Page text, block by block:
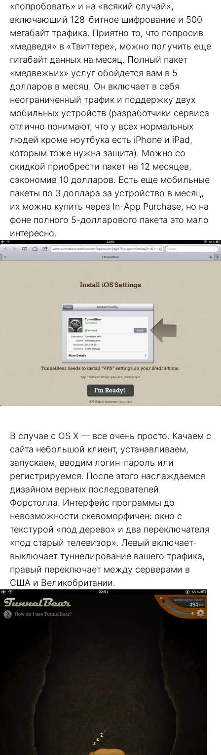
«попробовать» и на «всякий случай»,
включающий 128-битное шифрование и 500
мегабайт трафика. Приятно то, что попросив
«медведя» в «Твиттере», можно получить еще
гигабайт данных на месяц. Полный пакет
«медвежьих» услуг обойдется вам в 5
долларов в месяц. Он включает в себя
неограниченный трафик и поддержку двух
мобильных устройств (разработчики сервиса
отлично понимают, что у всех нормальных
людей кроме ноутбука есть iPhone и iPad,
которым тоже нужна защита). Можно со
скидкой приобрести пакет на 12 месяцев,
сэкономив 10 долларов. Есть еще мобильные
пакеты по 3 доллара за устройство в месяц,
их можно купить через In-App Purchase, но на
фоне полного 5-долларового пакета это мало
интересно.
В случае с OS X — все очень просто. Качаем с
сайта небольшой клиент, устанавливаем,
запускаем, вводим логин-пароль или
регистрируемся. После этого наслаждаемся
дизайном верных последователей
Форстолла. Интерфейс программы до
невозможности скевоморфичен: окно с
текстурой «под дерево» и два переключателя
«под старый телевизор». Левый включает-
выключает туннелирование вашего трафика,
правый переключает между серверами в
США и Великобритании.